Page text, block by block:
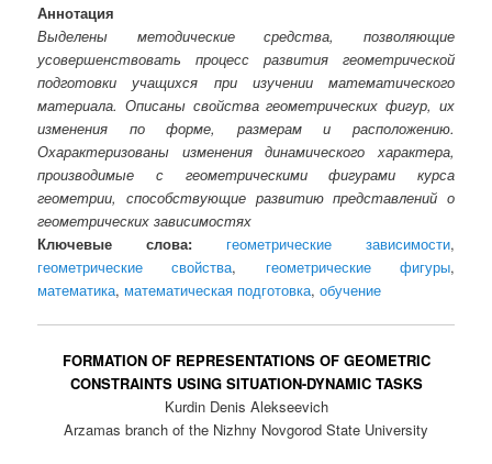
Аннотация
Выделены методические средства, позволяющие
усовершенствовать процесс развития геометрической
подготовки учащихся при изучении математического
материала. Описаны свойства геометрических фигур, их
изменения по форме, размерам и расположению.
Охарактеризованы изменения динамического характера,
производимые с геометрическими фигурами курса
геометрии, способствующие развитию представлений о
геометрических зависимостях
Ключевые слова:
геометрические зависимости,
геометрические свойства, геометрические фигуры,
математика, математическая подготовка,обучение
FORMATION OF REPRESENTATIONS OF GEOMETRIC
CONSTRAINTS USING SITUATION-DYNAMIC TASKS
Kurdin Denis Alekseevich
Arzamas branch of the Nizhny Novgorod State University